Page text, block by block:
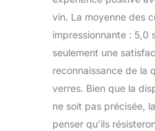
vin. La moyenne des
impressionnante : 5,0
seulement une
reconnaissance de la
verres. Bien que la
ne soit pas précisée,
penser qu’ils